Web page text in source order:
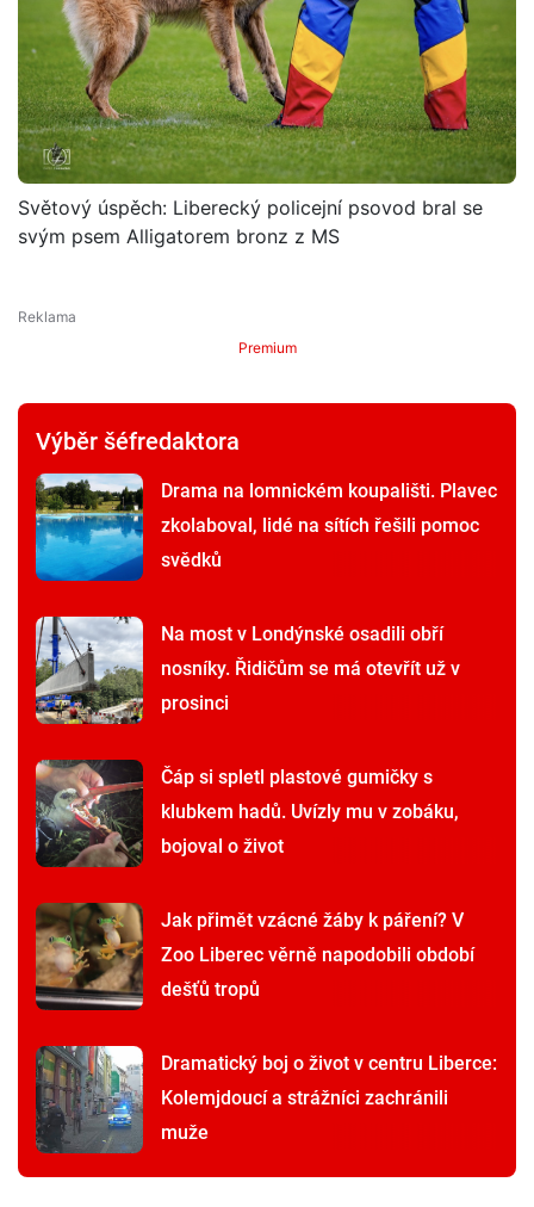
Světový úspěch: Liberecký policejní psovod bral se
svým psem Alligatorem bronz z MS
Premium
Výběr šéfredaktora
Drama na lomnickém koupališti. Plavec
zkolaboval, lidé na sítích řešili pomoc
svědků
Na most v Londýnské osadili obří
nosníky. Řidičům se má otevřít už v
prosinci
Čáp si spletl plastové gumičky s
klubkem hadů. Uvízly mu v zobáku,
bojoval o život
Jak přimět vzácné žáby k páření? V
Zoo Liberec věrně napodobili období
dešťů tropů
Dramatický boj o život v centru Liberce:
Kolemjdoucí a strážníci zachránili
muže